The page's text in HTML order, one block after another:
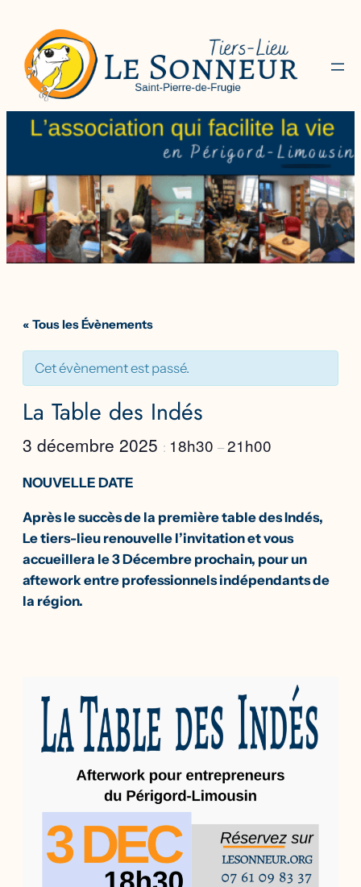
« Tous les Évènements
Cet évènement est passé.
La Table des Indés
3 décembre 2025 : 18h30 –21h00
NOUVELLE DATE
Après le succès de la première table des Indés,
Le tiers-lieu renouvelle l’invitation et vous
accueillera le 3 Décembre prochain, pour un
aftework entre professionnels indépendants de
la région.